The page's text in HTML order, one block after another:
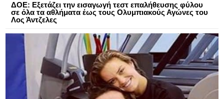
ΔΟΕ: Εξετάζει την εισαγωγή τεστ επαλήθευσης φύλου
σε όλα τα αθλήματα έως τους Ολυμπιακούς Αγώνες του
Λος Άντζελες